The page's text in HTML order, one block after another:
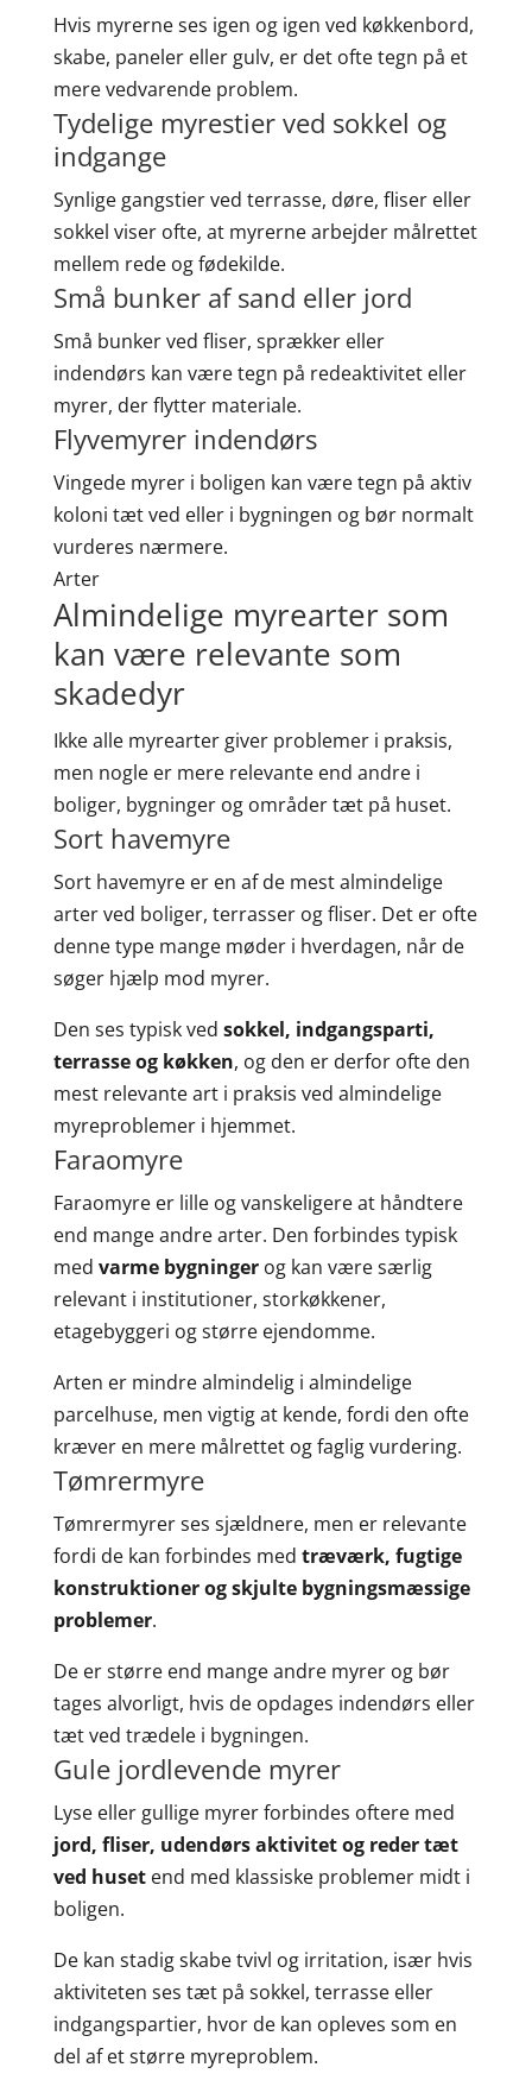
Hvis myrerne ses igen og igen ved køkkenbord,
skabe, paneler eller gulv, er det ofte tegn på et
mere vedvarende problem.
Tydelige myrestier ved sokkel og
indgange
Synlige gangstier ved terrasse, døre, fliser eller
sokkel viser ofte, at myrerne arbejder målrettet
mellem rede og fødekilde.
Små bunker af sand eller jord
Små bunker ved fliser, sprækker eller
indendørs kan være tegn på redeaktivitet eller
myrer, der flytter materiale.
Flyvemyrer indendørs
Vingede myrer i boligen kan være tegn på aktiv
koloni tæt ved eller i bygningen og bør normalt
vurderes nærmere.
Arter
Almindelige myrearter som
kan være relevante som
skadedyr
Ikke alle myrearter giver problemer i praksis,
men nogle er mere relevante end andre i
boliger, bygninger og områder tæt på huset.
Sort havemyre
Sort havemyre er en af de mest almindelige
arter ved boliger, terrasser og fliser. Det er ofte
denne type mange møder i hverdagen, når de
søger hjælp mod myrer.
Den ses typisk ved sokkel, indgangsparti,
terrasse og køkken, og den er derfor ofte den
mest relevante art i praksis ved almindelige
myreproblemer i hjemmet.
Faraomyre
Faraomyre er lille og vanskeligere at håndtere
end mange andre arter. Den forbindes typisk
med varme bygningerog kan være særlig
relevant i institutioner, storkøkkener,
etagebyggeri og større ejendomme.
Arten er mindre almindelig i almindelige
parcelhuse, men vigtig at kende, fordi den ofte
kræver en mere målrettet og faglig vurdering.
Tømrermyre
Tømrermyrer ses sjældnere, men er relevante
fordi de kan forbindes med træværk, fugtige
konstruktioner og skjulte bygningsmæssige
problemer.
De er større end mange andre myrer og bør
tages alvorligt, hvis de opdages indendørs eller
tæt ved trædele i bygningen.
Gule jordlevende myrer
Lyse eller gullige myrer forbindes oftere med
jord, fliser, udendørs aktivitet og reder tæt
ved husetend med klassiske problemer midt i
boligen.
De kan stadig skabe tvivl og irritation, især hvis
aktiviteten ses tæt på sokkel, terrasse eller
indgangspartier, hvor de kan opleves som en
del af et større myreproblem.